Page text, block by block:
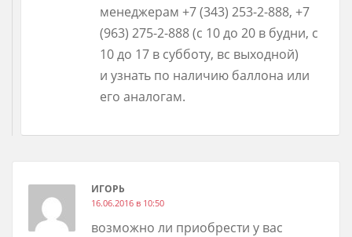
менеджерам +7 (343) 253-2-888, +7
(963) 275-2-888 (с 10 до 20 в будни, с
10 до 17 в субботу, вс выходной)
и узнать по наличию баллона или
его аналогам.
ИГОРЬ
16.06.2016 в 10:50
возможно ли приобрести у вас